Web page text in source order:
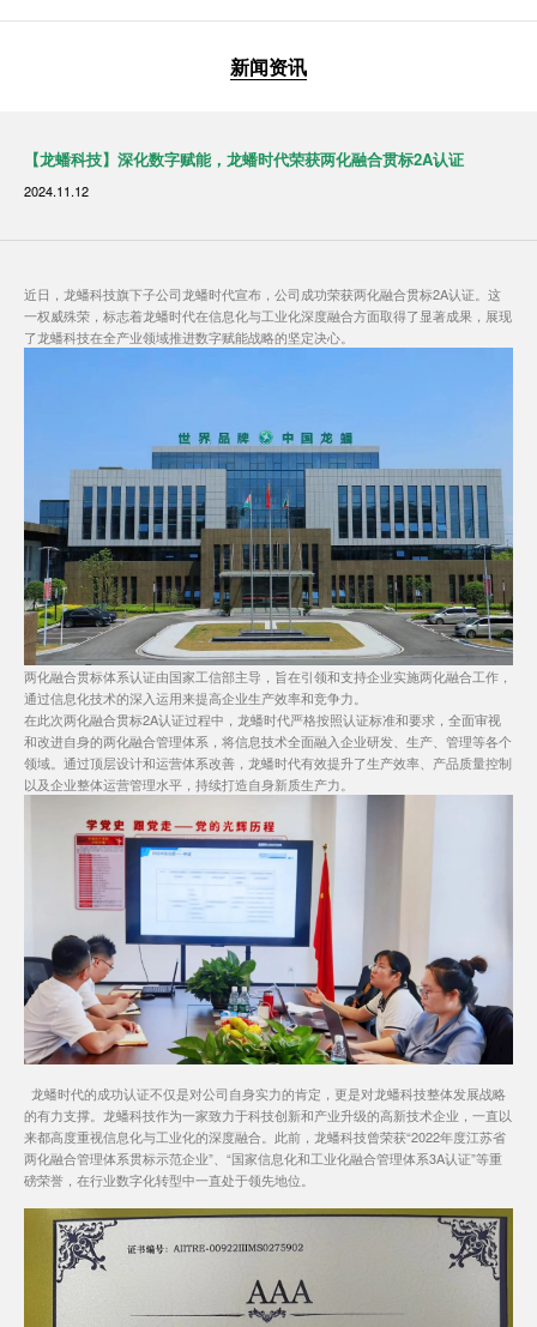
新闻资讯
【龙蟠科技】深化数字赋能，龙蟠时代荣获两化融合贯标2A认证
2024.11.12
近日，龙蟠科技旗下子公司龙蟠时代宣布，公司成功荣获两化融合贯标2A认证。这
一权威殊荣，标志着龙蟠时代在信息化与工业化深度融合方面取得了显著成果，展现
了龙蟠科技在全产业领域推进数字赋能战略的坚定决心。
两化融合贯标体系认证由国家工信部主导，旨在引领和支持企业实施两化融合工作，
通过信息化技术的深入运用来提高企业生产效率和竞争力。
在此次两化融合贯标2A认证过程中，龙蟠时代严格按照认证标准和要求，全面审视
和改进自身的两化融合管理体系，将信息技术全面融入企业研发、生产、管理等各个
领域。通过顶层设计和运营体系改善，龙蟠时代有效提升了生产效率、产品质量控制
以及企业整体运营管理水平，持续打造自身新质生产力。
龙蟠时代的成功认证不仅是对公司自身实力的肯定，更是对龙蟠科技整体发展战略
的有力支撑。龙蟠科技作为一家致力于科技创新和产业升级的高新技术企业，一直以
来都高度重视信息化与工业化的深度融合。此前，龙蟠科技曾荣获“2022年度江苏省
两化融合管理体系贯标示范企业”、“国家信息化和工业化融合管理体系3A认证”等重
磅荣誉，在行业数字化转型中一直处于领先地位。